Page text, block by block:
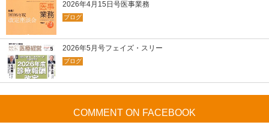
2026年4月15日号医事業務
ブログ
2026年5月号フェイズ・スリー
ブログ
COMMENT ON FACEBOOK